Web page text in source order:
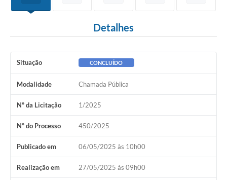
Carta de Serviços
Audiências Públicas
Notícias
Contato
Detalhes
Situação CONCLUÍDO
Modalidade Chamada Pública
Nº da Licitação 1/2025
Nº do Processo 450/2025
Publicado em 06/05/2025 às 10h00
Realização em 27/05/2025 às 09h00